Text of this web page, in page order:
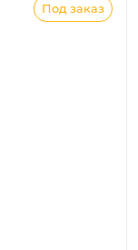
Под заказ